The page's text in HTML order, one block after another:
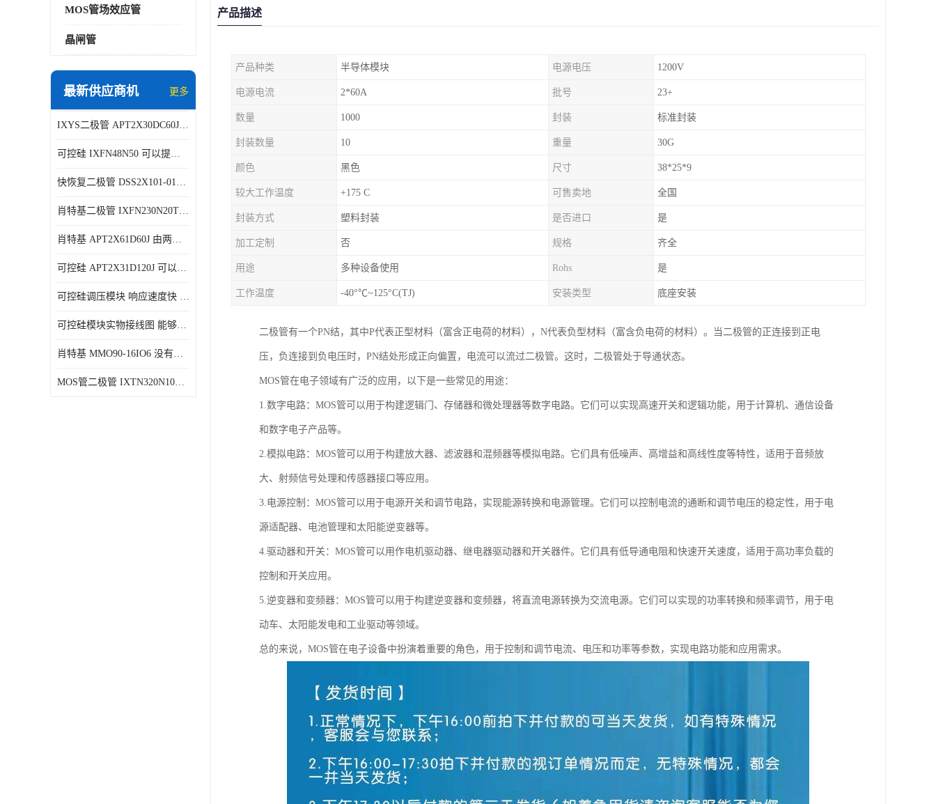
MOS管场效应管
晶闸管
最新供应商机 更多
IXYS二极管 APT2X30DC60J 结构简单
可控硅 IXFN48N50 可以提供稳定的电压输出
快恢复二极管 DSS2X101-015A 具有较高的可靠性
肖特基二极管 IXFN230N20T 可以提供稳定的电压输出
肖特基 APT2X61D60J 由两个半导体材料组成
可控硅 APT2X31D120J 可以提供稳定的电压输出
可控硅调压模块 响应速度快 可控性强
可控硅模块实物接线图 能够减少能量损耗 响应速度快
肖特基 MMO90-16IO6 没有机械移动部件
MOS管二极管 IXTN320N10T 由两个半导体材料组成
产品描述
产品种类 半导体模块 电源电压 1200V
电源电流 2*60A 批号 23+
数量 1000 封装 标准封装
封装数量 10 重量 30G
颜色 黑色 尺寸 38*25*9
较大工作温度 +175 C 可售卖地 全国
封装方式 塑料封装 是否进口 是
加工定制 否 规格 齐全
用途 多种设备使用 Rohs 是
工作温度 -40°℃~125°C(TJ) 安装类型 底座安装
二极管有一个PN结，其中P代表正型材料（富含正电荷的材料），N代表负型材料（富含负电荷的材料）。当二极管的正连接到正电
压，负连接到负电压时，PN结处形成正向偏置，电流可以流过二极管。这时，二极管处于导通状态。
MOS管在电子领域有广泛的应用，以下是一些常见的用途：
1.数字电路：MOS管可以用于构建逻辑门、存储器和微处理器等数字电路。它们可以实现高速开关和逻辑功能，用于计算机、通信设备
和数字电子产品等。
2.模拟电路：MOS管可以用于构建放大器、滤波器和混频器等模拟电路。它们具有低噪声、高增益和高线性度等特性，适用于音频放
大、射频信号处理和传感器接口等应用。
3.电源控制：MOS管可以用于电源开关和调节电路，实现能源转换和电源管理。它们可以控制电流的通断和调节电压的稳定性，用于电
源适配器、电池管理和太阳能逆变器等。
4.驱动器和开关：MOS管可以用作电机驱动器、继电器驱动器和开关器件。它们具有低导通电阻和快速开关速度，适用于高功率负载的
控制和开关应用。
5.逆变器和变频器：MOS管可以用于构建逆变器和变频器，将直流电源转换为交流电源。它们可以实现的功率转换和频率调节，用于电
动车、太阳能发电和工业驱动等领域。
总的来说，MOS管在电子设备中扮演着重要的角色，用于控制和调节电流、电压和功率等参数，实现电路功能和应用需求。